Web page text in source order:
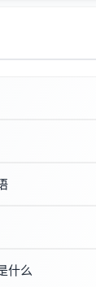
什么